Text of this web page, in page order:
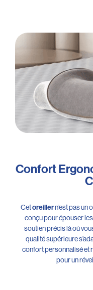
Confort
Cetoreillern’est pas un
conçu pour épouser
soutien précis là où
qualité supérieure
confort personnalisé et
pour un